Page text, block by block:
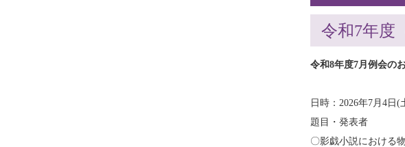
令和7年度
令和8年度7月例会の
日時：2026年7月4日
題目・発表者
〇影戯小説におけ